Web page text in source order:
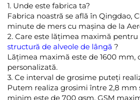
1. Unde este fabrica ta?
Fabrica noastră se află în Qingdao,
minute de mers cu mașina de la
2. Care este lățimea maximă pentru
structură de alveole de lângă ?
Lățimea maximă este de 1600 mm,
personalizată.
3. Ce interval de grosime puteți
Putem realiza grosimi între 2,8 mm
minim este de 700 gsm. GSM